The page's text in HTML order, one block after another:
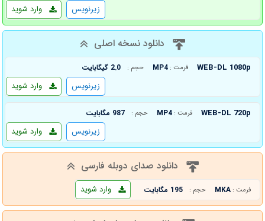
وارد شوید زیرنویس
دانلود نسخه اصلی
WEB-DL 1080p فرمت : MP4 حجم : 2.0 گیگابایت
وارد شوید زیرنویس
WEB-DL 720p فرمت : MP4 حجم : 987 مگابایت
وارد شوید زیرنویس
دانلود صدای دوبله فارسی
فرمت : MKA حجم : 195 مگابایت وارد شوید